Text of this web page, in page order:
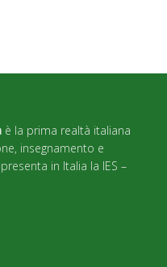
è la prima realtà italiana
insegnamento e
in Italia la IES –